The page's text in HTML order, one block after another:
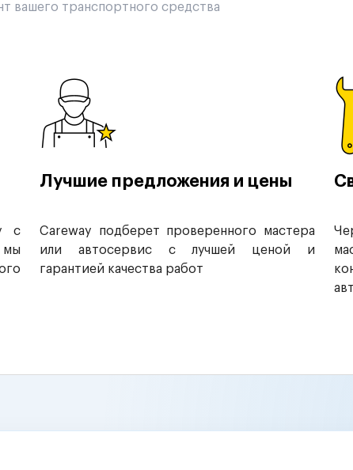
вашего транспортного средства
с
мы
Лучшие предложения и цены
Careway подберет проверенного мастера
или автосервис с лучшей ценой и
гарантией качества работ